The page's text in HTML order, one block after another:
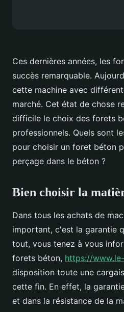
Ces dernières années, les
succès remarquable.
cette machine avec
marché. Cet état de chose
difficile le choix des forets
professionnels. Quels sont
pour choisir un foret béton
perçage dans le béton ?
Bien choisir la
Dans tous les achats de
important, c'est la garantie
tout, vous tenez à vous
forets béton, https://
disposition toute une
cette fin. En effet, la
et dans la résistance de la